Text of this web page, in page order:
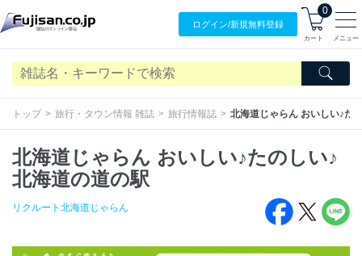
ログイン/新規無料登録
0
カート メニュー
トップ 旅行・タウン情報 雑誌 旅行情報誌 北海道じゃらん おいしい♪た
北海道じゃらん おいしい♪たのしい♪
北海道の道の駅
リクルート北海道じゃらん